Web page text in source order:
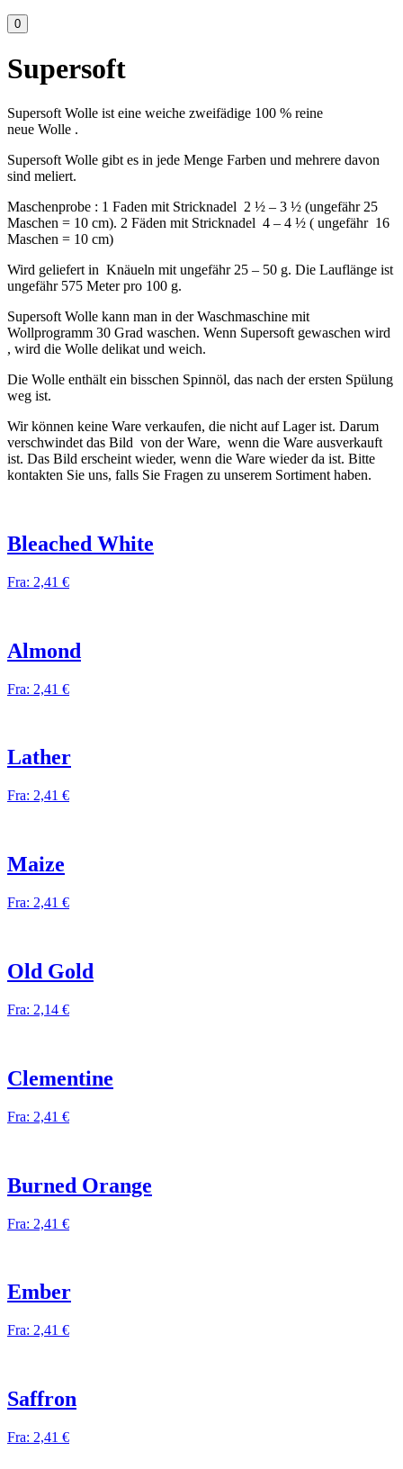
0
Supersoft
Supersoft Wolle ist eine weiche zweifädige 100 % reine
neue Wolle .
Supersoft Wolle gibt es in jede Menge Farben und mehrere davon
sind meliert.
Maschenprobe : 1 Faden mit Stricknadel 2 ½ – 3 ½ (ungefähr 25
Maschen = 10 cm). 2 Fäden mit Stricknadel 4 – 4 ½ ( ungefähr 16
Maschen = 10 cm)
Wird geliefert in Knäueln mit ungefähr 25 – 50 g. Die Lauflänge ist
ungefähr 575 Meter pro 100 g.
Supersoft Wolle kann man in der Waschmaschine mit
Wollprogramm 30 Grad waschen. Wenn Supersoft gewaschen wird
, wird die Wolle delikat und weich.
Die Wolle enthält ein bisschen Spinnöl, das nach der ersten Spülung
weg ist.
Wir können keine Ware verkaufen, die nicht auf Lager ist. Darum
verschwindet das Bild von der Ware, wenn die Ware ausverkauft
ist. Das Bild erscheint wieder, wenn die Ware wieder da ist. Bitte
kontakten Sie uns, falls Sie Fragen zu unserem Sortiment haben.
Bleached White
Fra: 2,41 €
Almond
Fra: 2,41 €
Lather
Fra: 2,41 €
Maize
Fra: 2,41 €
Old Gold
Fra: 2,14 €
Clementine
Fra: 2,41 €
Burned Orange
Fra: 2,41 €
Ember
Fra: 2,41 €
Saffron
Fra: 2,41 €